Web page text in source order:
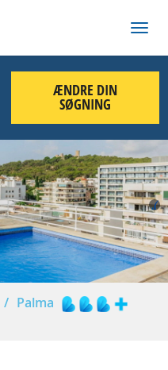
ÆNDRE DIN
SØGNING
Palma